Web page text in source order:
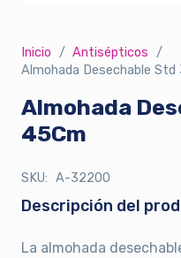
Inicio / Antisépticos /
Almohada Desechable Std
Almohada
45Cm
SKU: A-32200
Descripción del
La almohada